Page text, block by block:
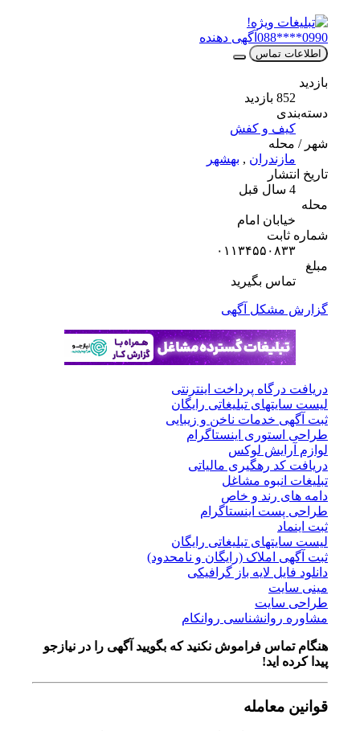
آگهی دهنده
اطلاعات تماس
دسته‌بندی
کیف و کفش
شهر / محله
مازندران ,بهشهر
تاریخ انتشار
خیابان امام
شماره ثابت
۰۱۱۳۴۵۵۰۸۳۳
تماس بگیرید
گزارش مشکل آگهی
دریافت درگاه پرداخت اینترنتی
لیست سایتهای تبلیغاتی رایگان
ثبت آگهی خدمات ناخن و زیبایی
طراحی استوری اینستاگرام
لوازم آرایش لوکس
دریافت کد رهگیری مالیاتی
تبلیغات انبوه مشاغل
دامه های رند و خاص
طراحی پست اینستاگرام
ثبت اینماد
لیست سایتهای تبلیغاتی رایگان
ثبت آگهی املاک (رایگان و نامحدود)
دانلود فایل لایه باز گرافیکی
مینی سایت
طراحی سایت
مشاوره روانشناسی روانکام
هنگام تماس فراموش نکنید که بگویید آگهی را در نیازجو
پیدا کرده اید!
قوانین معامله